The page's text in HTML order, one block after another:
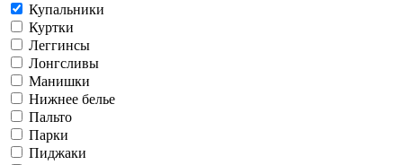
Купальники
Куртки
Леггинсы
Лонгсливы
Манишки
Нижнее белье
Пальто
Парки
Пиджаки